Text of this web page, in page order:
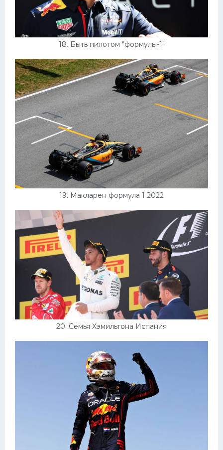
18. Быть пилотом "формулы-1"
19. Макларен формула 1 2022
20. Семья Хэмильтона Испания